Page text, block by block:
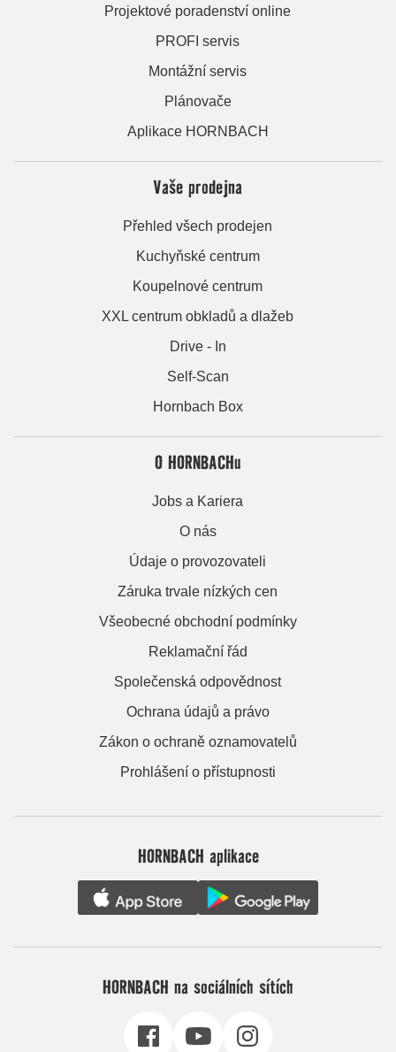
Projektové poradenství online
PROFI servis
Montážní servis
Plánovače
Aplikace HORNBACH
Vaše prodejna
Přehled všech prodejen
Kuchyňské centrum
Koupelnové centrum
XXL centrum obkladů a dlažeb
Drive - In
Self-Scan
Hornbach Box
O HORNBACHu
Jobs a Kariera
O nás
Údaje o provozovateli
Záruka trvale nízkých cen
Všeobecné obchodní podmínky
Reklamační řád
Společenská odpovědnost
Ochrana údajů a právo
Zákon o ochraně oznamovatelů
Prohlášení o přístupnosti
HORNBACH aplikace
HORNBACH na sociálních sítích